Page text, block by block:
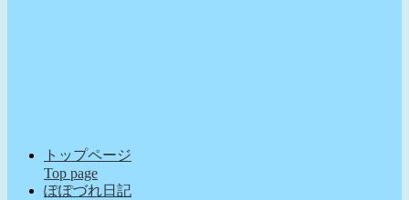
トップページ
Top page
ぽぽづれ日記